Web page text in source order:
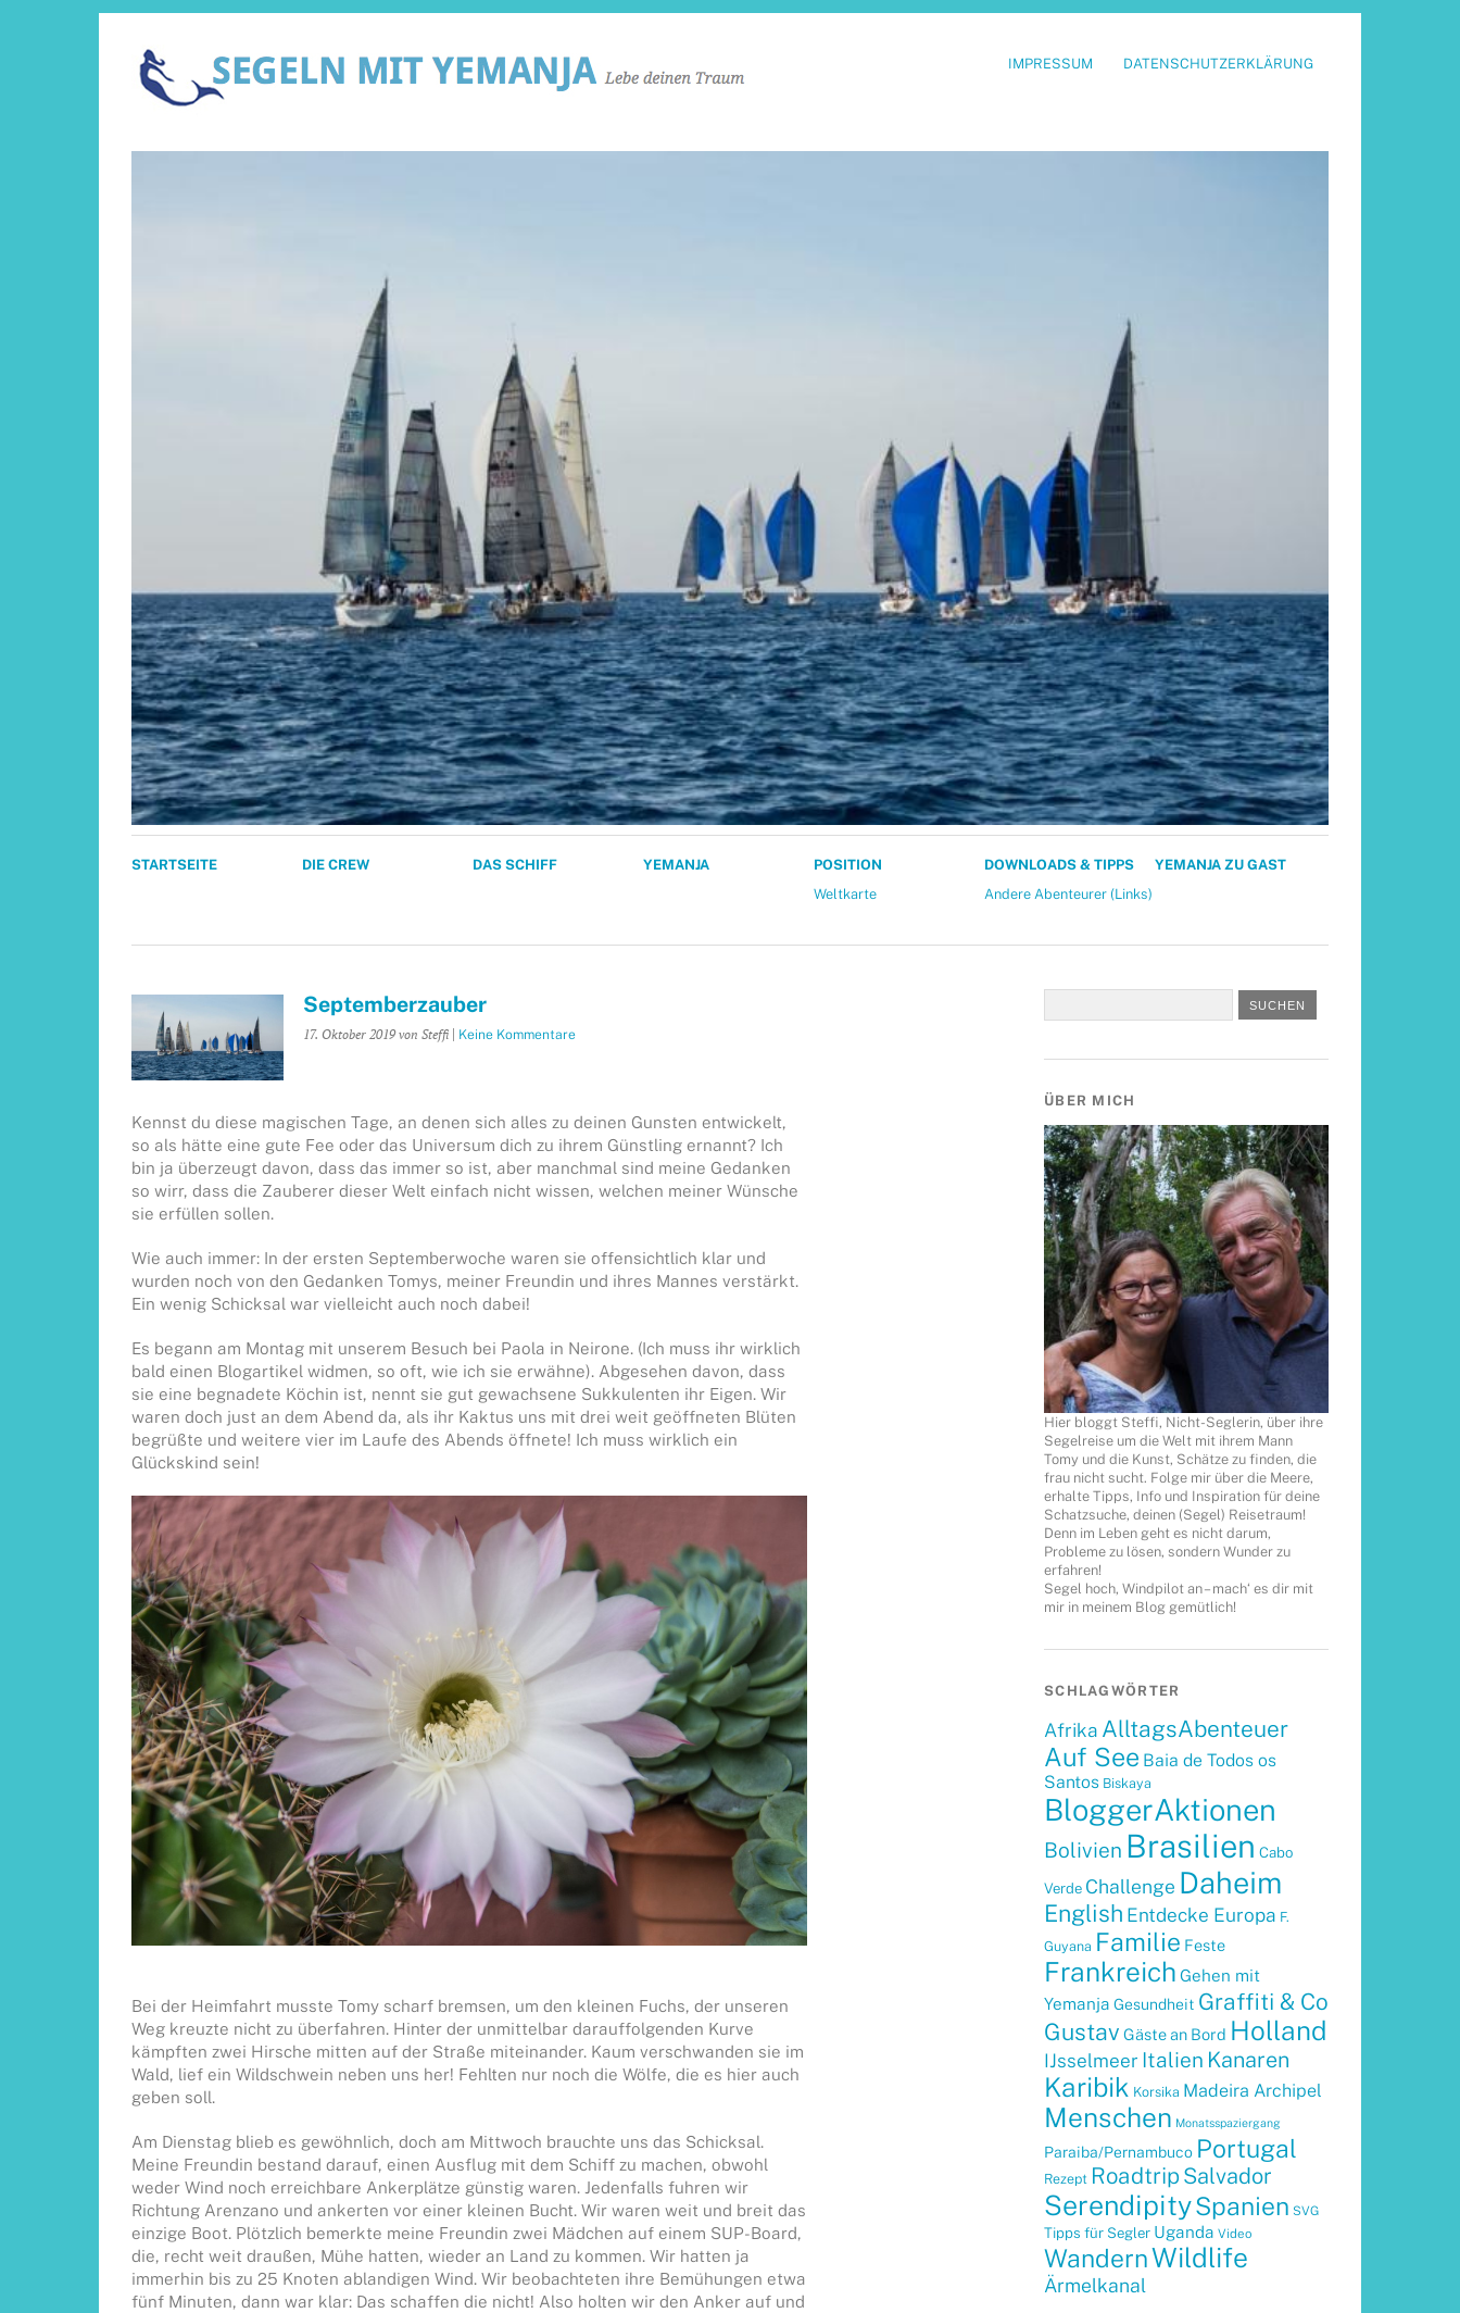
IMPRESSUM DATENSCHUTZERKLÄRUNG
STARTSEITE DIE CREW DAS SCHIFF YEMANJA
POSITION
Weltkarte
DOWNLOADS & TIPPS
Andere Abenteurer (Links)
YEMANJA ZU GAST
Septemberzauber
17. Oktober 2019von Steffi| Keine Kommentare
Kennst du diese magischen Tage, an denen sich alles zu deinen Gunsten entwickelt,
so als hätte eine gute Fee oder das Universum dich zu ihrem Günstling ernannt? Ich
bin ja überzeugt davon, dass das immer so ist, aber manchmal sind meine Gedanken
so wirr, dass die Zauberer dieser Welt einfach nicht wissen, welchen meiner Wünsche
sie erfüllen sollen.
Wie auch immer: In der ersten Septemberwoche waren sie offensichtlich klar und
wurden noch von den Gedanken Tomys, meiner Freundin und ihres Mannes verstärkt.
Ein wenig Schicksal war vielleicht auch noch dabei!
Es begann am Montag mit unserem Besuch bei Paola in Neirone. (Ich muss ihr wirklich
bald einen Blogartikel widmen, so oft, wie ich sie erwähne). Abgesehen davon, dass
sie eine begnadete Köchin ist, nennt sie gut gewachsene Sukkulenten ihr Eigen. Wir
waren doch just an dem Abend da, als ihr Kaktus uns mit drei weit geöffneten Blüten
begrüßte und weitere vier im Laufe des Abends öffnete! Ich muss wirklich ein
Glückskind sein!
Bei der Heimfahrt musste Tomy scharf bremsen, um den kleinen Fuchs, der unseren
Weg kreuzte nicht zu überfahren. Hinter der unmittelbar darauffolgenden Kurve
kämpften zwei Hirsche mitten auf der Straße miteinander. Kaum verschwanden sie im
Wald, lief ein Wildschwein neben uns her! Fehlten nur noch die Wölfe, die es hier auch
geben soll.
Am Dienstag blieb es gewöhnlich, doch am Mittwoch brauchte uns das Schicksal.
Meine Freundin bestand darauf, einen Ausflug mit dem Schiff zu machen, obwohl
weder Wind noch erreichbare Ankerplätze günstig waren. Jedenfalls fuhren wir
Richtung Arenzano und ankerten vor einer kleinen Bucht. Wir waren weit und breit das
einzige Boot. Plötzlich bemerkte meine Freundin zwei Mädchen auf einem SUP-Board,
die, recht weit draußen, Mühe hatten, wieder an Land zu kommen. Wir hatten ja
immerhin bis zu 25 Knoten ablandigen Wind. Wir beobachteten ihre Bemühungen etwa
fünf Minuten, dann war klar: Das schaffen die nicht! Also holten wir den Anker auf und
ÜBER MICH
Hier bloggt Steffi, Nicht-Seglerin, über ihre
Segelreise um die Welt mit ihrem Mann
Tomy und die Kunst, Schätze zu finden, die
frau nicht sucht. Folge mir über die Meere,
erhalte Tipps, Info und Inspiration für deine
Schatzsuche, deinen (Segel) Reisetraum!
Denn im Leben geht es nicht darum,
Probleme zu lösen, sondern Wunder zu
erfahren!
Segel hoch, Windpilot an – mach‘ es dir mit
mir in meinem Blog gemütlich!
SCHLAGWÖRTER
Afrika AlltagsAbenteuer
Auf See Baia de Todos os
Santos Biskaya
BloggerAktionen
Bolivien Brasilien Cabo
Verde Challenge Daheim
English Entdecke Europa F.
Guyana Familie Feste
Frankreich Gehen mit
Yemanja Gesundheit Graffiti & Co
Gustav Gäste an Bord Holland
IJsselmeer Italien Kanaren
Karibik Korsika Madeira Archipel
Menschen Monatsspaziergang
Paraiba/Pernambuco Portugal
Rezept Roadtrip Salvador
SerendipitySpanien SVG
Tipps für Segler Uganda Video
WandernWildlife
Ärmelkanal